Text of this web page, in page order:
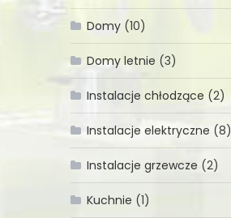
Domy (10)
Domy letnie (3)
Instalacje chłodzące (2)
Instalacje elektryczne (8)
Instalacje grzewcze (2)
Kuchnie (1)